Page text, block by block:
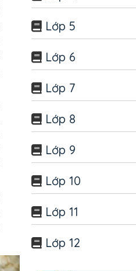
Lớp 5
Lớp 6
Lớp 7
Lớp 8
Lớp 9
Lớp 10
Lớp 11
Lớp 12